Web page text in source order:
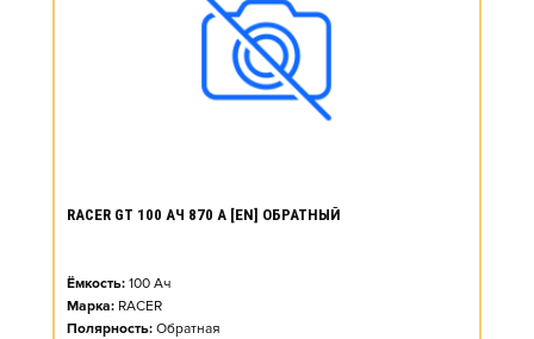
RACER GT 100 АЧ 870 А [EN] ОБРАТНЫЙ
Ёмкость: 100 Ач
Марка: RACER
Полярность: Обратная